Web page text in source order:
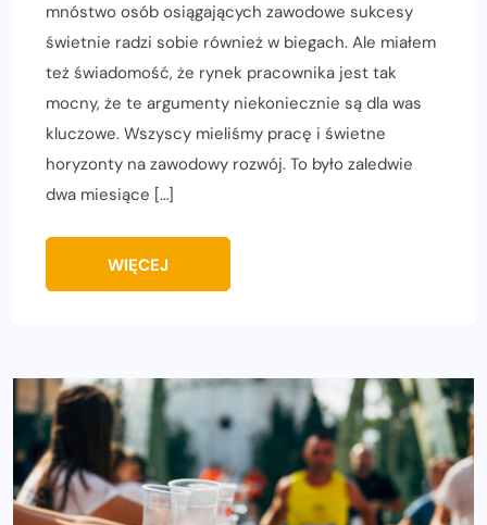
mnóstwo osób osiągających zawodowe sukcesy
świetnie radzi sobie również w biegach. Ale miałem
też świadomość, że rynek pracownika jest tak
mocny, że te argumenty niekoniecznie są dla was
kluczowe. Wszyscy mieliśmy pracę i świetne
horyzonty na zawodowy rozwój. To było zaledwie
dwa miesiące […]
WIĘCEJ